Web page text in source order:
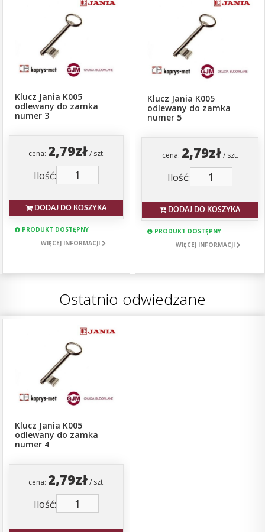
Klucz Jania K005
odlewany do zamka
numer 3
cena: 2,79zł/ szt.
Ilość:
DODAJ DO KOSZYKA
PRODUKT DOSTĘPNY
WIĘCEJ INFORMACJI
Klucz Jania K005
odlewany do zamka
numer 5
cena: 2,79zł/ szt.
Ilość:
DODAJ DO KOSZYKA
PRODUKT DOSTĘPNY
WIĘCEJ INFORMACJI
Ostatnio odwiedzane
Klucz Jania K005
odlewany do zamka
numer 4
cena: 2,79zł/ szt.
Ilość: